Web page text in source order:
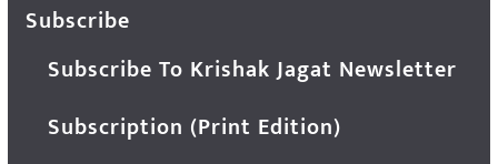
Subscribe
Subscribe To Krishak Jagat Newsletter
Subscription (Print Edition)